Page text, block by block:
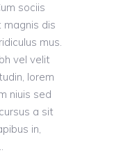
sociis
dis
mus.
vel velit
lorem
niuis sed
a sit
in,